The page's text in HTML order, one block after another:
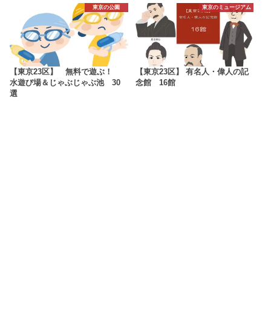
東京の公園
【東京23区】 無料で遊ぶ！
水遊び場＆じゃぶじゃぶ池 30
選
東京のミュージアム
【東京23区】 有名人・偉人の記
念館 16館